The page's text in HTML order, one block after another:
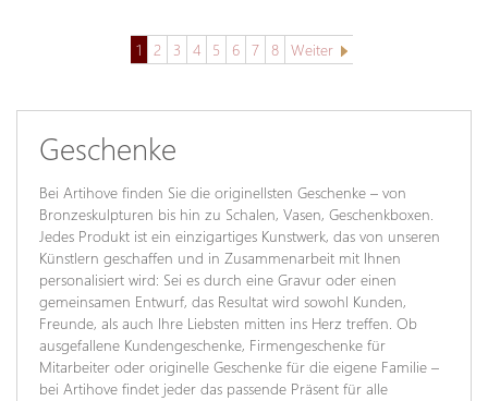
1 2 3 4 5 6 7 8 Weiter
Geschenke
Bei Artihove finden Sie die originellsten Geschenke – von
Bronzeskulpturen bis hin zu Schalen, Vasen, Geschenkboxen.
Jedes Produkt ist ein einzigartiges Kunstwerk, das von unseren
Künstlern geschaffen und in Zusammenarbeit mit Ihnen
personalisiert wird: Sei es durch eine Gravur oder einen
gemeinsamen Entwurf, das Resultat wird sowohl Kunden,
Freunde, als auch Ihre Liebsten mitten ins Herz treffen. Ob
ausgefallene Kundengeschenke, Firmengeschenke für
Mitarbeiter oder originelle Geschenke für die eigene Familie –
bei Artihove findet jeder das passende Präsent für alle